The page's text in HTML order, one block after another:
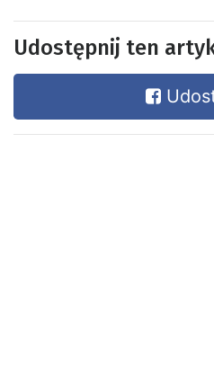
Udostępnij ten